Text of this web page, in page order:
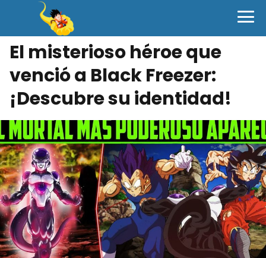
El misterioso héroe que
venció a Black Freezer:
¡Descubre su identidad!